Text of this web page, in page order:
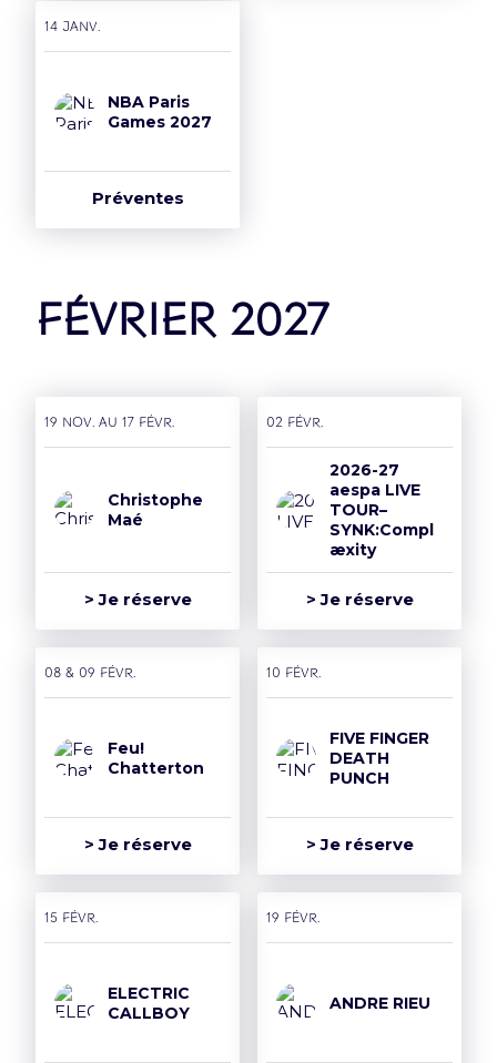
14 janv.
NBA Paris
Games 2027
Préventes
février 2027
19 nov. AU 17 févr.
Christophe
Maé
> Je réserve
02 févr.
2026-27
aespa LIVE
TOUR–
SYNK:Compl
æxity
> Je réserve
08 & 09 févr.
Feu!
Chatterton
> Je réserve
10 févr.
FIVE FINGER
DEATH
PUNCH
> Je réserve
15 févr.
ELECTRIC
CALLBOY
19 févr.
ANDRE RIEU